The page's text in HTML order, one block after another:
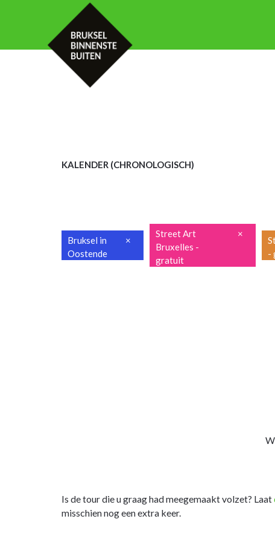
KALENDER (CHRONOLOGISCH)
Bruksel in
Oostende
×
Street Art
Bruxelles -
gratuit
×
-
Is de tour die u graag had meegemaakt volzet? Laat
misschien nog een extra keer.